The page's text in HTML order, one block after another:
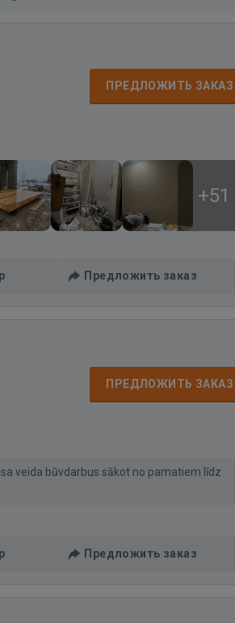
ПРЕДЛОЖИТЬ ЗАКАЗ
+51
Предложить заказ
ПРЕДЛОЖИТЬ ЗАКАЗ
veida būvdarbus sākot no pamatiem līdz
Предложить заказ